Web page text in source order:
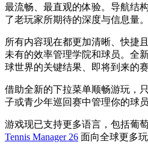
最流畅、最直观的体验。导航结
了老玩家所期待的深度与信息量。
所有内容现在都更加清晰、快捷
未有的效率管理学院和球员。全
球世界的关键结果、即将到来的
借助全新的下拉菜单顺畅游玩，
子或青少年巡回赛中管理你的球员
游戏现已支持更多语言，包括葡
Tennis Manager 26 面向全球更多玩